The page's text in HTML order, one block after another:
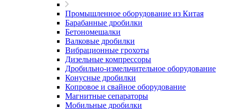
Промышленное оборудование из Китая
Барабанные дробилки
Бетономешалки
Валковые дробилки
Вибрационные грохоты
Дизельные компрессоры
Дробильно-измельчительное оборудование
Конусные дробилки
Копровое и свайное оборудование
Магнитные сепараторы
Мобильные дробилки